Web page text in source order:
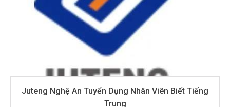
Juteng Nghệ An Tuyển Dụng Nhân Viên Biết Tiếng
Trung